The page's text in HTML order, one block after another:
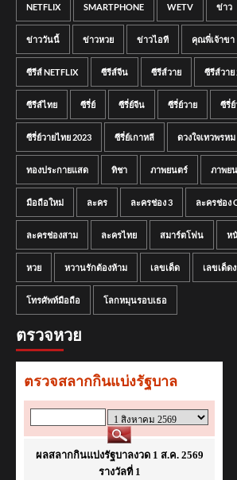
NETFLIX SMARTPHONE WETV ข่าว
ข่าววันนี้ ข่าวหวย ข่าวไอที คุณพี่เจ้าขา
ซีรีส์ NETFLIX ซีรีส์จีน ซีรีส์วาย ซีรีส์วาย
ซีรีส์ไทย ซีรี่ย์ ซีรี่ย์จีน ซีรี่ย์วาย ซีรี่ย์
ซีรี่ย์วายไทย 2023 ซีรี่ย์เกาหลี ดวงใจเทวพรหม
ทองประกายแสด ทิชา ภาพยนตร์ ภาพย
มือถือใหม่ ละคร ละครช่อง 3 ละครช่อง
ละครช่องสาม ละครไทย สมาร์ตโฟน ห
หวย หวานรักต้องห้าม เลขเด็ด เลขเด็ด
โทรศัพท์มือถือ โลกหมุนรอบเธอ
ตรวจหวย